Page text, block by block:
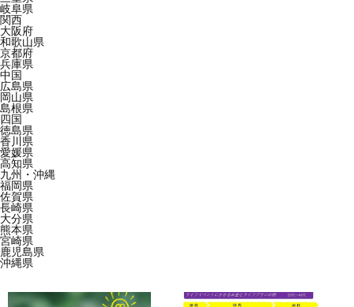
岐阜県
関西
大阪府
和歌山県
京都府
兵庫県
中国
広島県
岡山県
島根県
四国
徳島県
香川県
愛媛県
高知県
九州・沖縄
福岡県
佐賀県
長崎県
大分県
熊本県
宮崎県
鹿児島県
沖縄県